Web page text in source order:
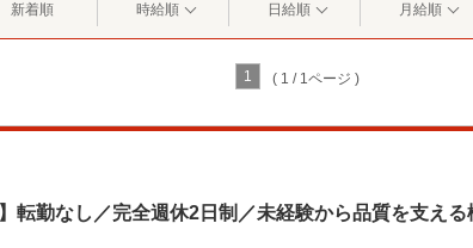
新着順 時給順 日給順 月給順
1 ( 1 / 1ページ )
】転勤なし／完全週休2日制／未経験から品質を支え